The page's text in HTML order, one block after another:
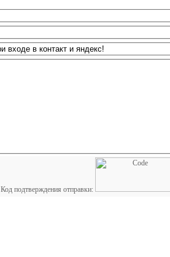
Код подтверждения отправки: